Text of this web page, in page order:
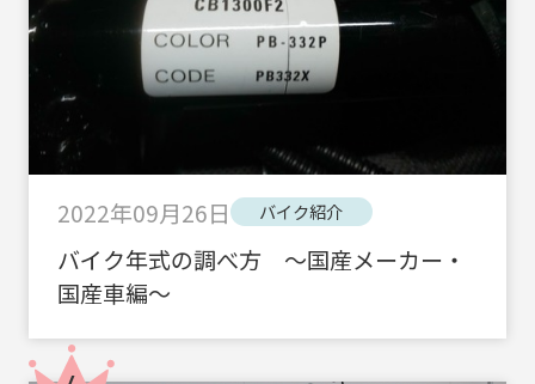
2022年09月26日 バイク紹介
バイク年式の調べ方 ～国産メーカー・
国産車編～